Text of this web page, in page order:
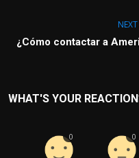
¿Cómo contactar a
WHAT'S YOUR
0 0